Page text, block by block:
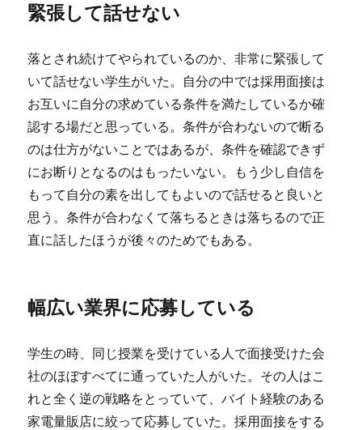
ク
ス
弾
か
れ
に
緊張して話せない
落とされ続けてやられているのか、非常に緊張して
いて話せない学生がいた。自分の中では採用面接は
お互いに自分の求めている条件を満たしているか確
認する場だと思っている。条件が合わないので断る
のは仕方がないことではあるが、条件を確認できず
にお断りとなるのはもったいない。もう少し自信を
もって自分の素を出してもよいので話せると良いと
思う。条件が合わなくて落ちるときは落ちるので正
直に話したほうが後々のためでもある。
幅広い業界に応募している
学生の時、同じ授業を受けている人で面接受けた会
社のほぼすべてに通っていた人がいた。その人はこ
れと全く逆の戦略をとっていて、バイト経験のある
家電量販店に絞って応募していた。採用面接をする